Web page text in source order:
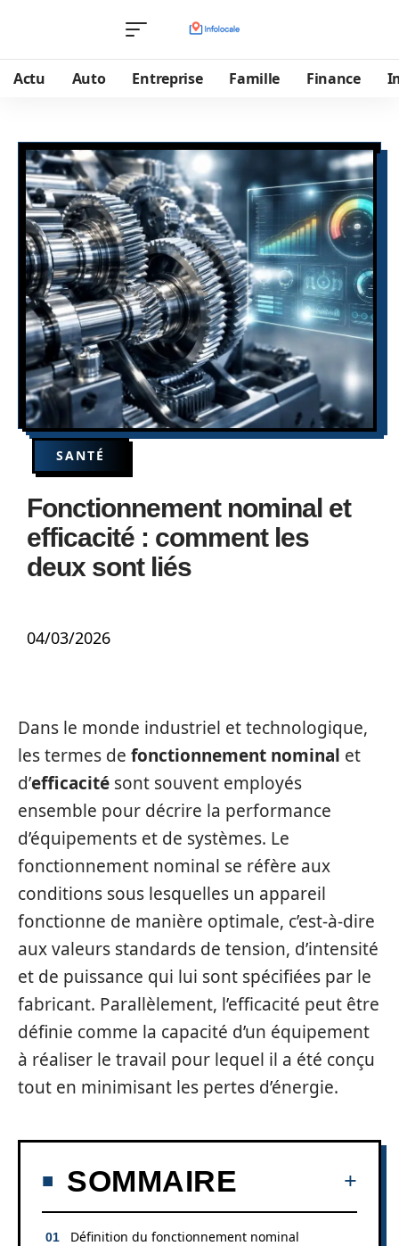
Actu Auto Entreprise Famille Finance
SANTÉ
Fonctionnement nominal et
efficacité : comment les
deux sont liés
04/03/2026
Dans le monde industriel et technologique,
les termes de fonctionnement nominal et
d’efficacité sont souvent employés
ensemble pour décrire la performance
d’équipements et de systèmes. Le
fonctionnement nominal se réfère aux
conditions sous lesquelles un appareil
fonctionne de manière optimale, c’est-à-dire
aux valeurs standards de tension, d’intensité
et de puissance qui lui sont spécifiées par le
fabricant. Parallèlement, l’efficacité peut être
définie comme la capacité d’un équipement
à réaliser le travail pour lequel il a été conçu
tout en minimisant les pertes d’énergie.
SOMMAIRE
Définition du fonctionnement nominal